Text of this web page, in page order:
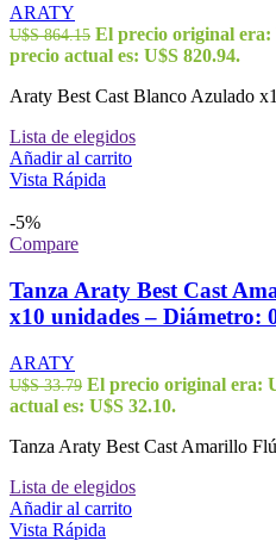
ARATY
U$S864.15 El precio original era:
precio actual es: U$S 820.94.
Araty Best Cast Blanco Azulado
Lista de elegidos
Añadir al carrito
Vista Rápida
-5%
Compare
Tanza Araty Best Cast
x10 unidades – Diámetro:
ARATY
U$S33.79 El precio original era:
actual es: U$S 32.10.
Tanza Araty Best Cast Amarillo
Lista de elegidos
Añadir al carrito
Vista Rápida